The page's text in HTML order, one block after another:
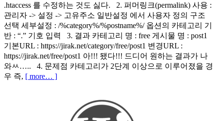
.htaccess 를 수정하는 것도 싫다. 2. 퍼머링크(permalink) 사용 :
관리자 -> 설정 -> 고유주소 일반설정 에서 사용자 정의 구조
선택 세부설정 : /%category%/%postname%/ 옵션의 카테고리 기
반 : “.” 기호 입력 3. 결과 카테고리 명 : free 게시물 명 : post1
기본URL : https://jirak.net/category/free/post1 변경URL :
https://jirak.net/free/post1 아!!! 됐다!!! 드디어 원하는 결과가 나
와ㅆ….. 4. 문제점 카테고리가 2단계 이상으로 이루어졌을 경
우 즉, [ more… ]